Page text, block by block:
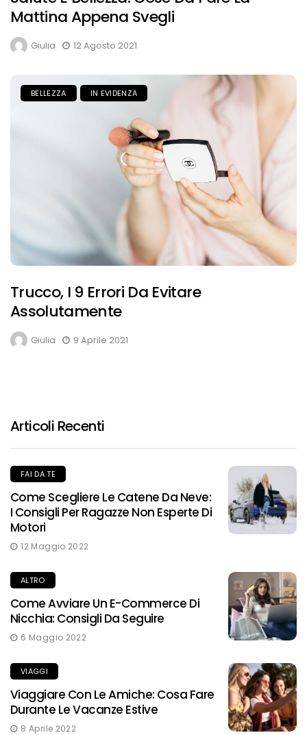
Mattina Appena Svegli
Giulia 12 Agosto 2021
BELLEZZA IN EVIDENZA
Trucco, I 9 Errori Da Evitare
Assolutamente
Giulia 9 Aprile 2021
Articoli Recenti
FAI DA TE
Come Scegliere Le Catene Da Neve:
I Consigli Per Ragazze Non Esperte Di
Motori
12 Maggio 2022
ALTRO
Come Avviare Un E-Commerce Di
Nicchia: Consigli Da Seguire
6 Maggio 2022
VIAGGI
Viaggiare Con Le Amiche: Cosa Fare
Durante Le Vacanze Estive
8 Aprile 2022